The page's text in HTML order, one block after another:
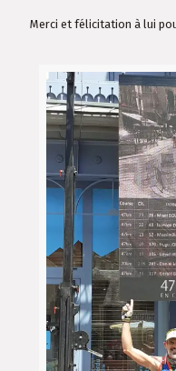
Merci et félicitation à lui